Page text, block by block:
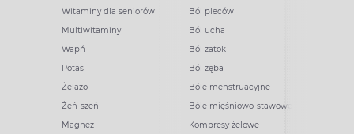
Witaminy dla seniorów
Multiwitaminy
Wapń
Potas
Żelazo
Żeń-szeń
Magnez
Ból pleców
Ból ucha
Ból zatok
Ból zęba
Bóle menstruacyjne
Bóle mięśniowo-stawowe
Kompresy żelowe